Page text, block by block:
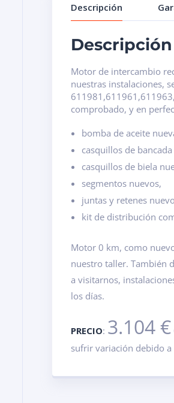
Descripción
Motor de intercambio
nuestras instalaciones,
comprobado, y en
bomba de aceite
casquillos de
casquillos de biela
segmentos nuevos,
juntas y retenes
kit de distribución
Motor 0 km, como
nuestro taller. También
a visitarnos,
los días.
PRECIO: 3.104 €
sufrir variación debido